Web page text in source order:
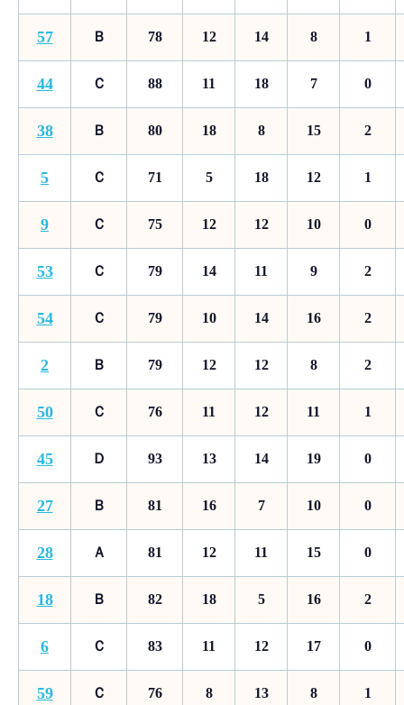
57 Ｂ 78 12 14 8 1
44 Ｃ 88 11 18 7 0
38 Ｂ 80 18 8 15 2
5 Ｃ 71 5 18 12 1
9 Ｃ 75 12 12 10 0
53 Ｃ 79 14 11 9 2
54 Ｃ 79 10 14 16 2
2 Ｂ 79 12 12 8 2
50 Ｃ 76 11 12 11 1
45 Ｄ 93 13 14 19 0
27 Ｂ 81 16 7 10 0
28 Ａ 81 12 11 15 0
18 Ｂ 82 18 5 16 2
6 Ｃ 83 11 12 17 0
59 Ｃ 76 8 13 8 1